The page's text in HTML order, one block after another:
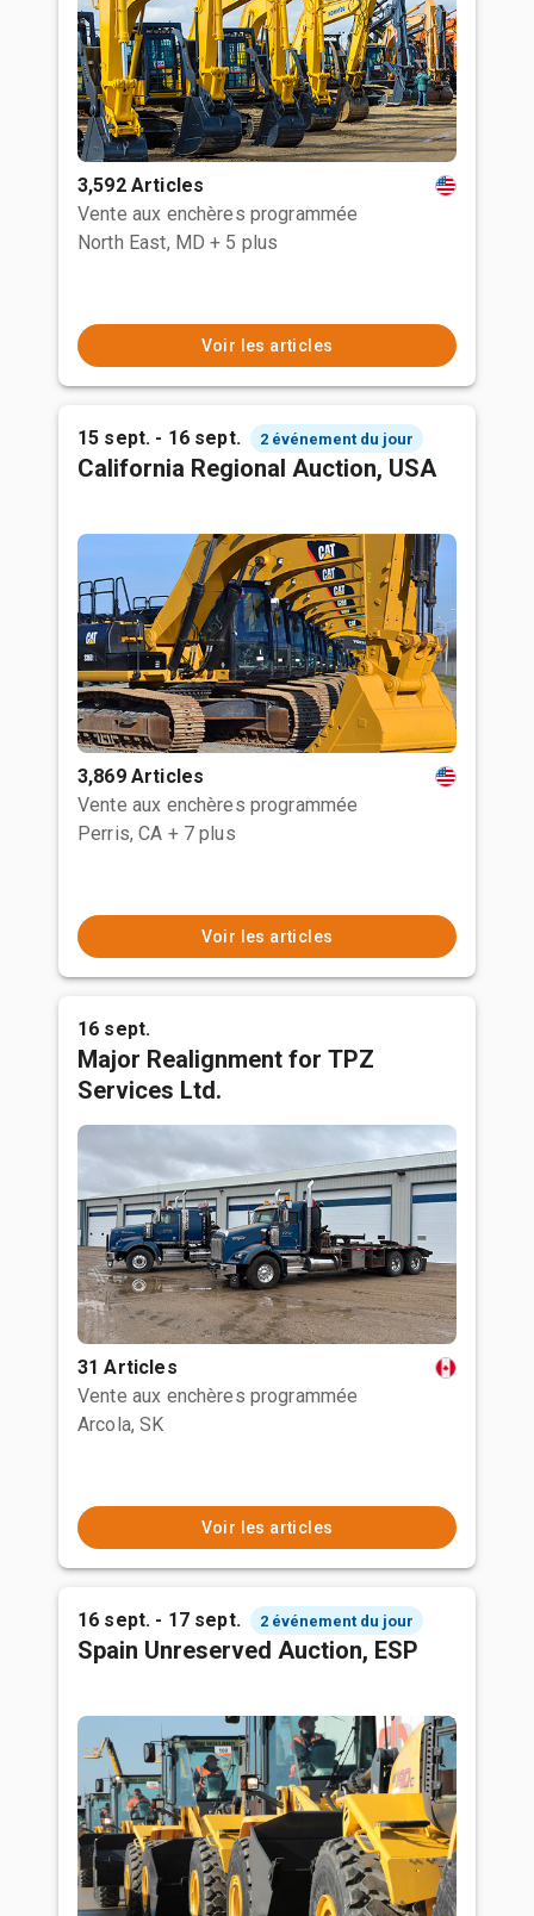
3,592 Articles
Vente aux enchères programmée
North East, MD + 5 plus
Voir les articles
15 sept. - 16 sept. 2 événement du jour
California Regional Auction, USA
3,869 Articles
Vente aux enchères programmée
Perris, CA + 7 plus
Voir les articles
16 sept.
Major Realignment for TPZ
Services Ltd.
31 Articles
Vente aux enchères programmée
Arcola, SK
Voir les articles
16 sept. - 17 sept. 2 événement du jour
Spain Unreserved Auction, ESP